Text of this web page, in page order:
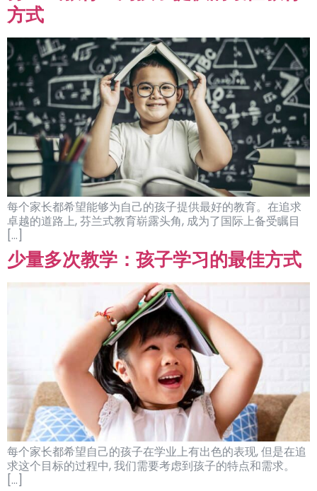
方式
每个家长都希望能够为自己的孩子提供最好的教育。在追求
卓越的道路上, 芬兰式教育崭露头角, 成为了国际上备受瞩目
[…]
少量多次教学：孩子学习的最佳方式
每个家长都希望自己的孩子在学业上有出色的表现, 但是在追
求这个目标的过程中, 我们需要考虑到孩子的特点和需求。
[…]